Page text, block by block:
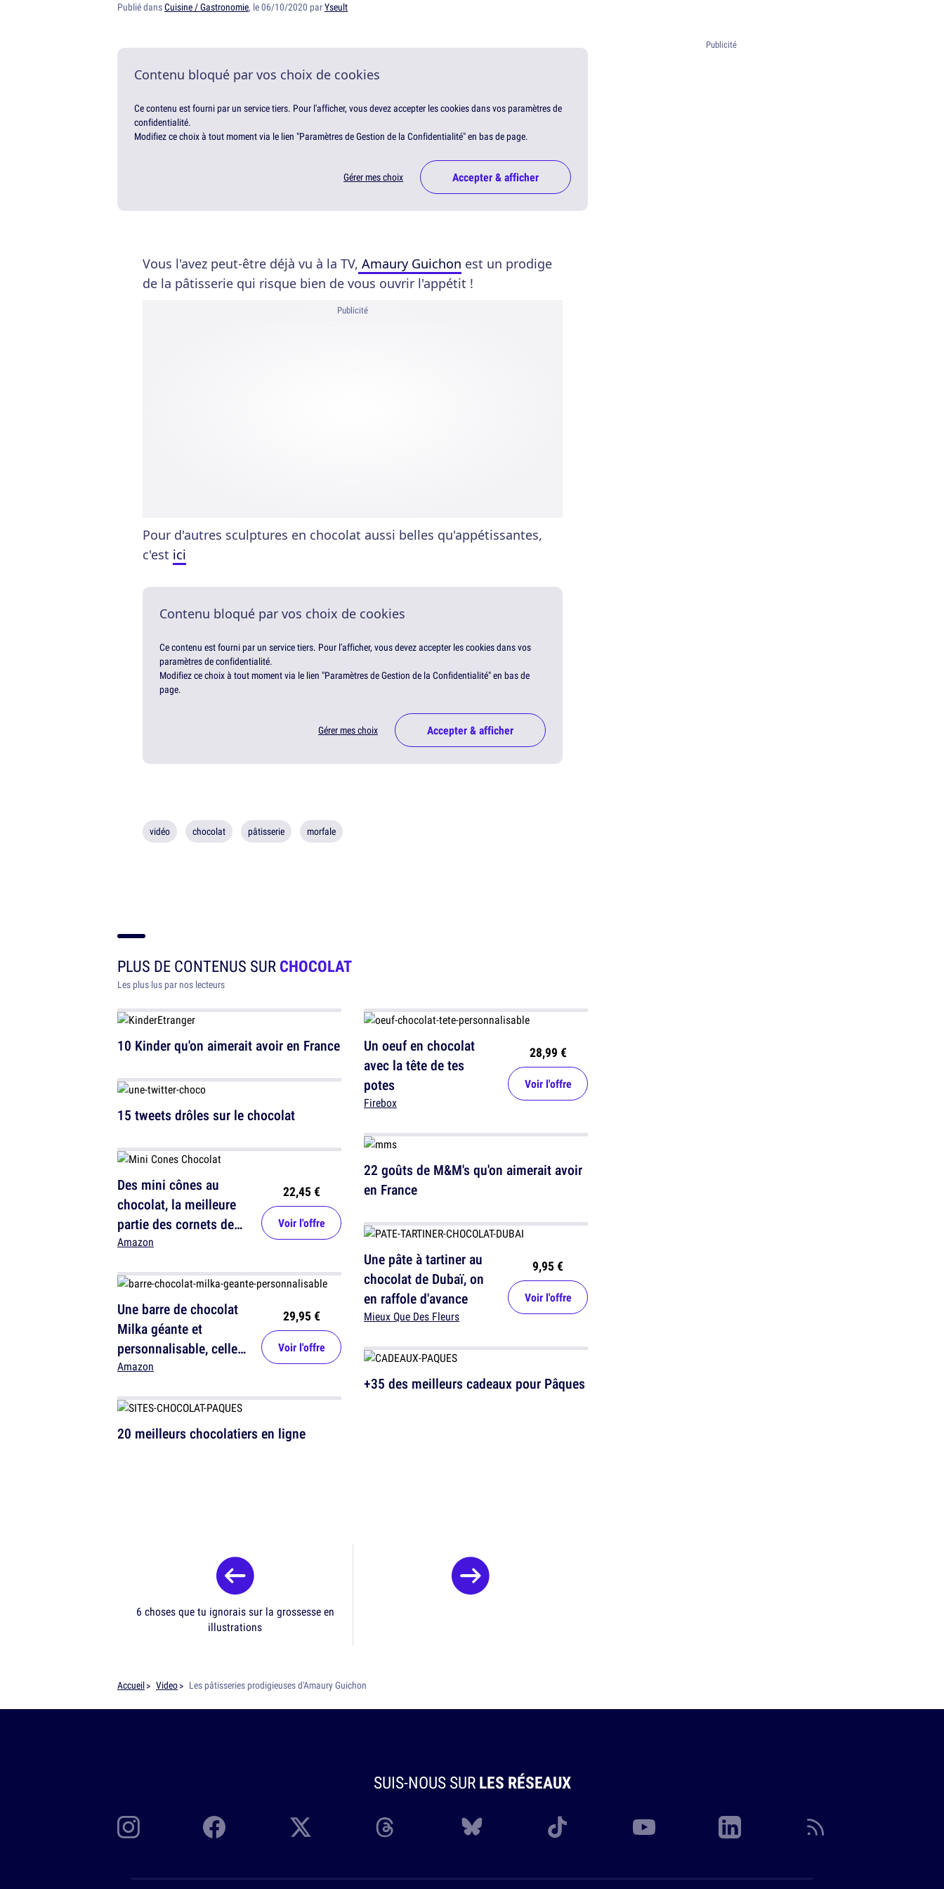
Publié dansCuisine / Gastronomie, le 06/10/2020 parYseult
Contenu bloqué par vos choix de cookies
Ce contenu est fourni par un service tiers. Pour l'afficher, vous devez accepter les cookies dans vos paramètres de
confidentialité.
Modifiez ce choix à tout moment via le lien "Paramètres de Gestion de la Confidentialité" en bas de page.
Gérer mes choix Accepter & afficher
Vous l'avez peut-être déjà vu à la TV, Amaury Guichon est un prodige
de la pâtisserie qui risque bien de vous ouvrir l'appétit !
Publicité
Pour d'autres sculptures en chocolat aussi belles qu'appétissantes,
c'est ici
Contenu bloqué par vos choix de cookies
Ce contenu est fourni par un service tiers. Pour l'afficher, vous devez accepter les cookies dans vos
paramètres de confidentialité.
Modifiez ce choix à tout moment via le lien "Paramètres de Gestion de la Confidentialité" en bas de
page.
Gérer mes choix Accepter & afficher
vidéo chocolat pâtisserie morfale
PLUS DE CONTENUS SURCHOCOLAT
Les plus lus par nos lecteurs
10 Kinder qu'on aimerait avoir en France
15 tweets drôles sur le chocolat
Des mini cônes au
chocolat, la meilleure
partie des cornets de
glace
Amazon
22,45 €
Voir l'offre
Une barre de chocolat
Milka géante et
personnalisable, celle
que tu vas avoir du mal
Amazon
29,95 €
Voir l'offre
20 meilleurs chocolatiers en ligne
Un oeuf en chocolat
avec la tête de tes
potes
Firebox
28,99 €
Voir l'offre
22 goûts de M&M's qu'on aimerait avoir
en France
Une pâte à tartiner au
chocolat de Dubaï, on
en raffole d'avance
Mieux Que Des Fleurs
9,95 €
Voir l'offre
+35 des meilleurs cadeaux pour Pâques
6 choses que tu ignorais sur la grossesse en
illustrations
Accueil Video Les pâtisseries prodigieuses d'Amaury Guichon
SUIS-NOUS SURLES RÉSEAUX